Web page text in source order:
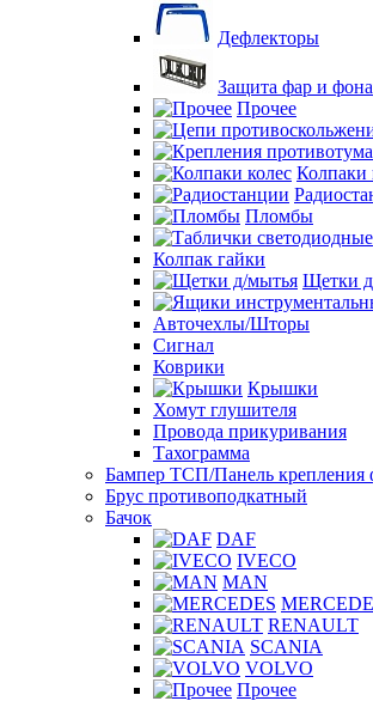
Дефлекторы
Защита фар и
Прочее
Колпаки
Пломбы
Колпак гайки
Щетки
Авточехлы/Шторы
Сигнал
Коврики
Крышки
Хомут глушителя
Провода прикуривания
Тахограмма
Бампер ТСП/Панель крепления
Брус противоподкатный
Бачок
DAF
IVECO
MAN
RENAULT
SCANIA
VOLVO
Прочее